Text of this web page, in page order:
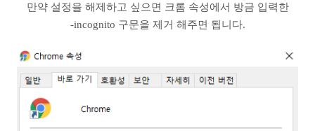
만약 설정을 해제하고 싶으면 크롬 속성에서 방금 입력한
-incognito 구문을 제거 해주면 됩니다.